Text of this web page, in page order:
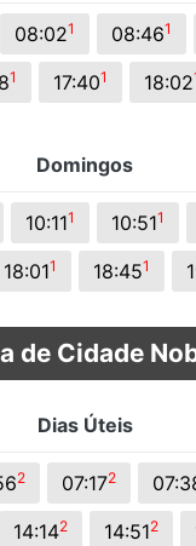
08:021 08:461
1 17:401 18:02
Domingos
10:111 10:511
18:011 18:451
de Cidade
Dias Úteis
2 07:172
14:142 14:512